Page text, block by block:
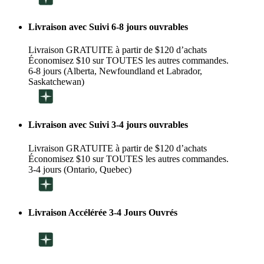
Livraison avec Suivi 6-8 jours ouvrables
Livraison GRATUITE à partir de $120 d’achats
Économisez $10 sur TOUTES les autres commandes.
6-8 jours (Alberta, Newfoundland et Labrador,
Saskatchewan)
Livraison avec Suivi 3-4 jours ouvrables
Livraison GRATUITE à partir de $120 d’achats
Économisez $10 sur TOUTES les autres commandes.
3-4 jours (Ontario, Quebec)
Livraison Accélérée 3-4 Jours Ouvrés